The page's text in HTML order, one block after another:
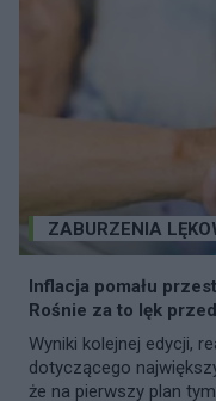
ZABURZENIA
Inflacja pomału
Rośnie za to lęk
Wyniki kolejnej edycji,
dotyczącego
że na pierwszy plan